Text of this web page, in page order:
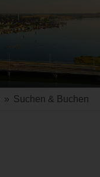
» Suchen & Buchen